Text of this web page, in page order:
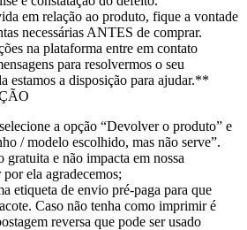
em relação ao produto, fique a vontade
necessárias ANTES de comprar.
na plataforma entre em contato
para resolvermos o seu
estamos a disposição para ajudar.**
a opção “Devolver o produto” e
/ modelo escolhido, mas não serve”.
gratuita e não impacta em nossa
ela agradecemos;
etiqueta de envio pré-paga para que
Caso não tenha como imprimir é
reversa que pode ser usado